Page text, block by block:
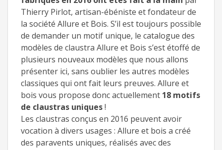
Thierry Pirlot, artisan-ébéniste et fondateur de
la société Allure et Bois. S’il est toujours possible
de demander un motif unique, le catalogue des
modèles de claustra Allure et Bois s’est étoffé de
plusieurs nouveaux modèles que nous allons
présenter ici, sans oublier les autres modèles
classiques qui ont fait leurs preuves. Allure et
bois vous propose donc actuellement 18 motifs
de claustras uniques!
Les claustras conçus en 2016 peuvent avoir
vocation à divers usages : Allure et bois a créé
des paravents uniques, réalisés avec des